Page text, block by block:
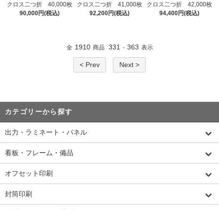
クロス二つ折 40,000枚
90,000円(税込)
クロス二つ折 41,000枚
92,200円(税込)
クロス二つ折 42,000枚
94,400円(税込)
全 1910 商品 331 - 363 表示
< Prev Next >
カテゴリーから探す
出力・ラミネート・パネル
看板・フレーム・備品
オフセット印刷
封筒印刷